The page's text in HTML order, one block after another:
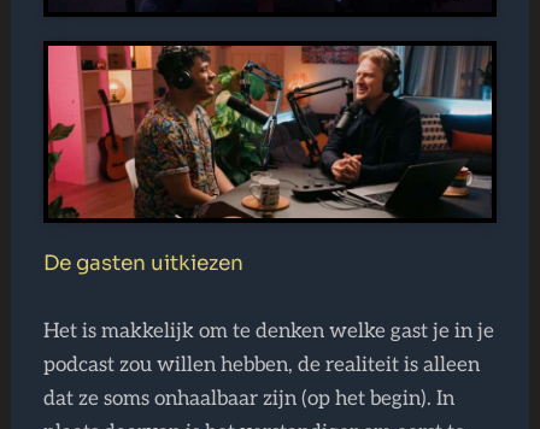
De gasten uitkiezen
Het is makkelijk om te denken welke gast je in je
podcast zou willen hebben, de realiteit is alleen
dat ze soms onhaalbaar zijn (op het begin). In